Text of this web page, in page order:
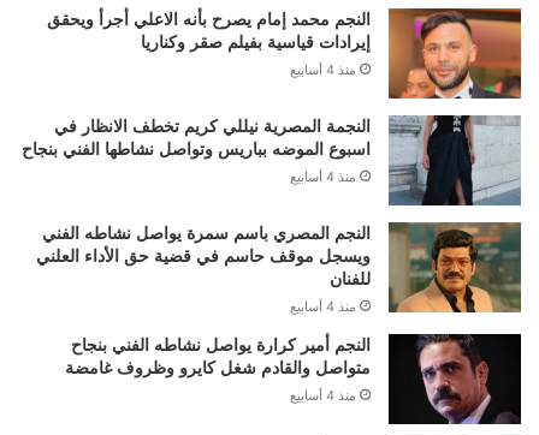
النجم محمد إمام يصرح بأنه الاعلي أجرأ ويحقق
إيرادات قياسية بفيلم صقر وكناريا
منذ 4 أسابيع
النجمة المصرية نيللي كريم تخطف الانظار في
اسبوع الموضه بباريس وتواصل نشاطها الفني بنجاح
منذ 4 أسابيع
النجم المصري باسم سمرة يواصل نشاطه الفني
ويسجل موقف حاسم في قضية حق الأداء العلني
للفنان
منذ 4 أسابيع
النجم أمير كرارة يواصل نشاطه الفني بنجاح
متواصل والقادم شغل كايرو وظروف غامضة
منذ 4 أسابيع